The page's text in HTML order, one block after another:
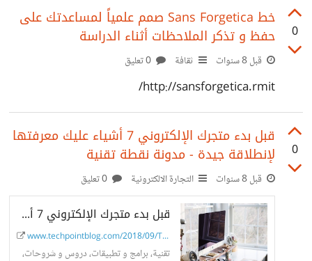
اخترت السوق العربي و امازون فقط في حال اخترت السوق
الاجنبي ماذا تقترحون ان ابدء فيه ؟ هل ابدء بالسوق الاجنبي
حيث المنافسة العالية و لكن الاقبال الكبير على الشراء من
الانترنت او ابدء بالسوق العربي و الذي انتشار "الكرديت كارد"
0
خط Sans Forgetica صمم علمياً لمساعدتك على
حفظ و تذكر الملاحظات أثناء الدراسة
قبل 8 سنوات ثقافة
http://sansforgetica.rmit/
0
قبل بدء متجرك الإلكتروني 7 أشياء عليك معرفتها
لإنطلاقة جيدة - مدونة نقطة تقنية
قبل 8 سنوات التجارة الالكترونية
قبل بدء متجرك الإلكتروني 7 أشياء عليك معرفتها لإنطلاقة جيدة
www.techpointblog.com/2018/09/Things-t...
تقنية، برامج و تطبيقات، دروس و شروحات،